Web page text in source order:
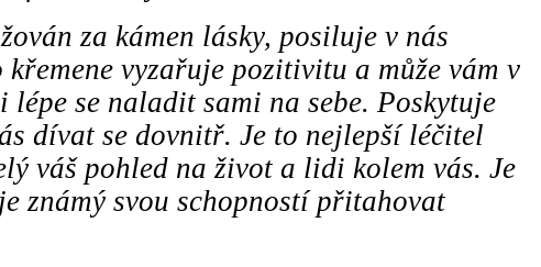
za kámen lásky, posiluje v nás
křemene vyzařuje pozitivitu a může vám v
lépe se naladit sami na sebe. Poskytuje
dívat se dovnitř. Je to nejlepší léčitel
váš pohled na život a lidi kolem vás. Je
známý svou schopností přitahovat